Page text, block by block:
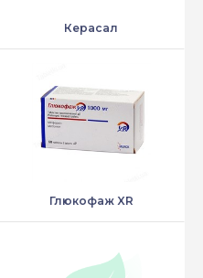
Керасал
Глюкофаж XR